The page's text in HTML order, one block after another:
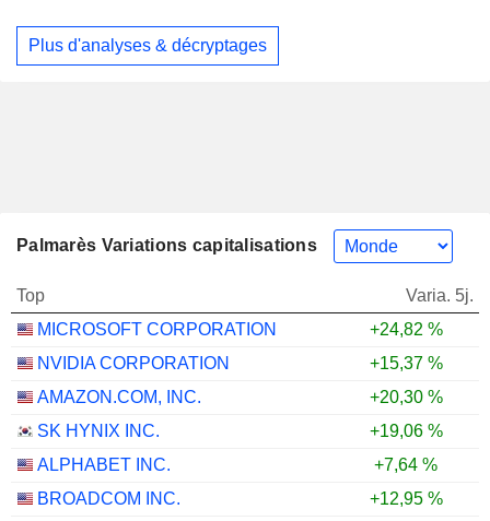
Plus d'analyses & décryptages
Palmarès Variations capitalisations
Top
Varia. 5j.
MICROSOFT CORPORATION
+24,82 %
NVIDIA CORPORATION
+15,37 %
AMAZON.COM, INC.
+20,30 %
SK HYNIX INC.
+19,06 %
ALPHABET INC.
+7,64 %
BROADCOM INC.
+12,95 %